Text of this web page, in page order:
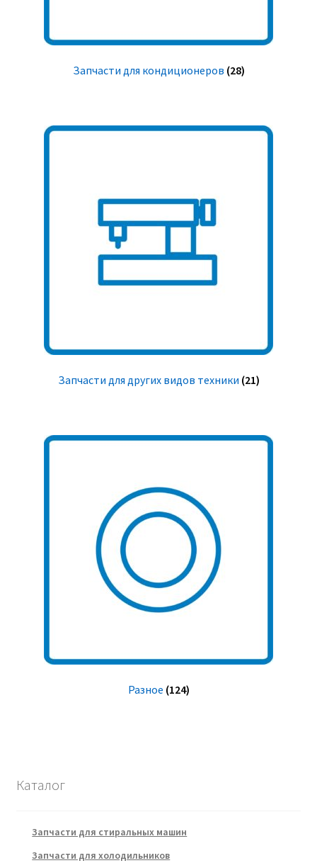
Запчасти для кондиционеров (28)
Запчасти для других видов техники (21)
Разное (124)
Каталог
Запчасти для стиральных машин
Запчасти для холодильников